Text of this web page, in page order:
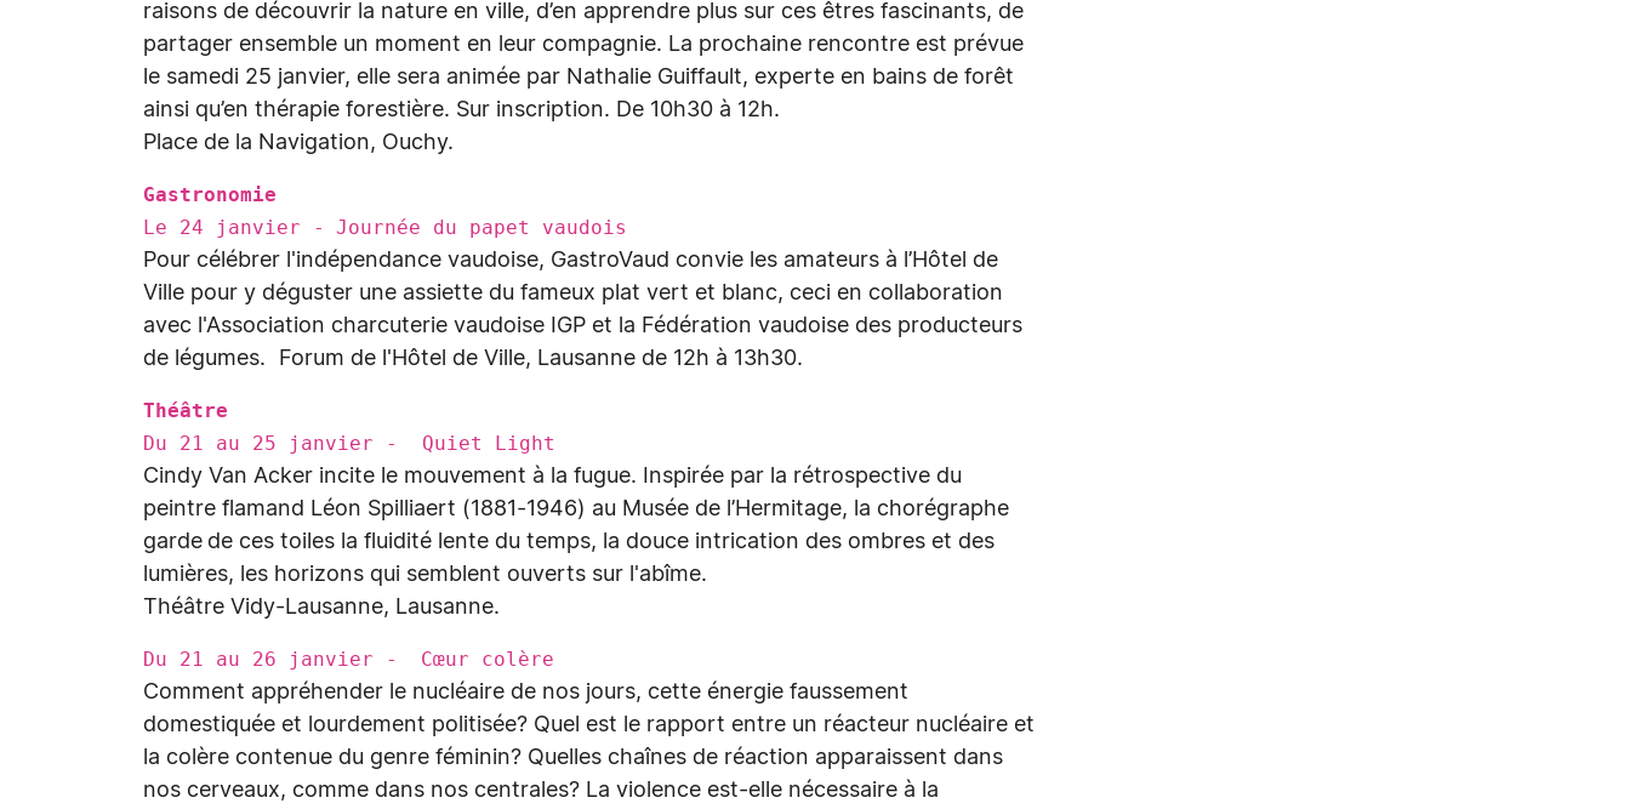
raisons de découvrir la nature en ville, d’en apprendre plus sur ces êtres fascinants, de
partager ensemble un moment en leur compagnie. La prochaine rencontre est prévue
le samedi 25 janvier, elle sera animée par Nathalie Guiffault, experte en bains de forêt
ainsi qu’en thérapie forestière. Sur inscription. De 10h30 à 12h.
Place de la Navigation, Ouchy.
Gastronomie
Le 24 janvier - Journée du papet vaudois
Pour célébrer l'indépendance vaudoise, GastroVaud convie les amateurs à l’Hôtel de
Ville pour y déguster une assiette du fameux plat vert et blanc, ceci en collaboration
avec l'Association charcuterie vaudoise IGP et la Fédération vaudoise des producteurs
de légumes. Forum de l'Hôtel de Ville, Lausanne de 12h à 13h30.
Théâtre
Du 21 au 25 janvier - Quiet Light
Cindy Van Acker incite le mouvement à la fugue. Inspirée par la rétrospective du
peintre flamand Léon Spilliaert (1881-1946) au Musée de l’Hermitage, la chorégraphe
garde de ces toiles la fluidité lente du temps, la douce intrication des ombres et des
lumières, les horizons qui semblent ouverts sur l'abîme.
Théâtre Vidy-Lausanne, Lausanne.
Du 21 au 26 janvier - Cœur colère
Comment appréhender le nucléaire de nos jours, cette énergie faussement
domestiquée et lourdement politisée? Quel est le rapport entre un réacteur nucléaire et
la colère contenue du genre féminin? Quelles chaînes de réaction apparaissent dans
nos cerveaux, comme dans nos centrales? La violence est-elle nécessaire à la